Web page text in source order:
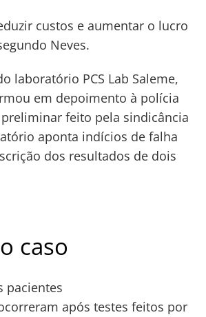
custos e aumentar o lucro
Neves.
laboratório PCS Lab Saleme,
em depoimento à polícia
feito pela sindicância
aponta indícios de falha
dos resultados de dois
caso
pacientes
após testes feitos por